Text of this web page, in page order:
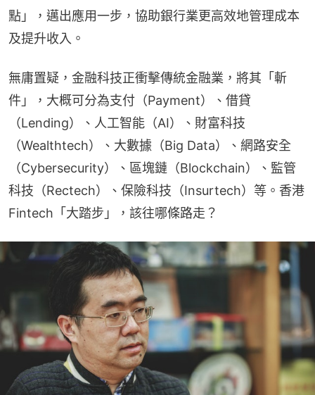
點」，邁出應用一步，協助銀行業更高效地管理成本
及提升收入。
無庸置疑，金融科技正衝擊傳統金融業，將其「斬
件」，大概可分為支付（Payment）、借貸
（Lending）、人工智能（AI）、財富科技
（Wealthtech）、大數據（Big Data）、網路安全
（Cybersecurity）、區塊鏈（Blockchain）、監管
科技（Rectech）、保險科技（Insurtech）等。香港
Fintech「大踏步」，該往哪條路走？